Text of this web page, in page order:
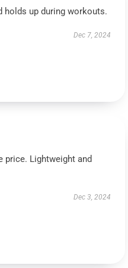
holds up during workouts.
Dec 7, 2024
price. Lightweight and
Dec 3, 2024